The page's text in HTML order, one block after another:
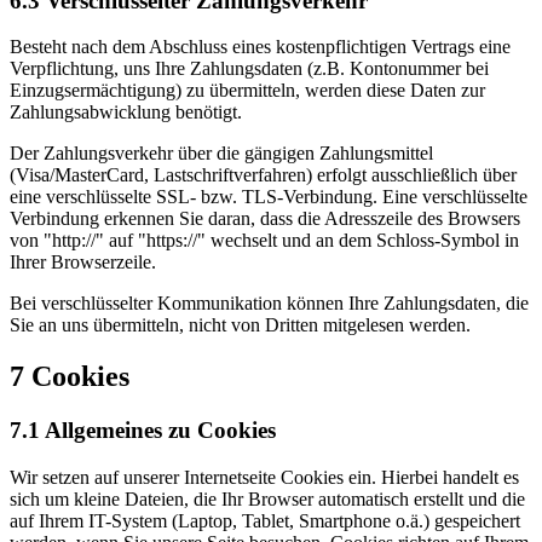
Besteht nach dem Abschluss eines kostenpflichtigen Vertrags eine
Verpflichtung, uns Ihre Zahlungsdaten (z.B. Kontonummer bei
Einzugsermächtigung) zu übermitteln, werden diese Daten zur
Zahlungsabwicklung benötigt.
Der Zahlungsverkehr über die gängigen Zahlungsmittel
(Visa/MasterCard, Lastschriftverfahren) erfolgt ausschließlich über
eine verschlüsselte SSL- bzw. TLS-Verbindung. Eine verschlüsselte
Verbindung erkennen Sie daran, dass die Adresszeile des Browsers
von "http://" auf "https://" wechselt und an dem Schloss-Symbol in
Ihrer Browserzeile.
Bei verschlüsselter Kommunikation können Ihre Zahlungsdaten, die
Sie an uns übermitteln, nicht von Dritten mitgelesen werden.
7 Cookies
7.1 Allgemeines zu Cookies
Wir setzen auf unserer Internetseite Cookies ein. Hierbei handelt es
sich um kleine Dateien, die Ihr Browser automatisch erstellt und die
auf Ihrem IT-System (Laptop, Tablet, Smartphone o.ä.) gespeichert